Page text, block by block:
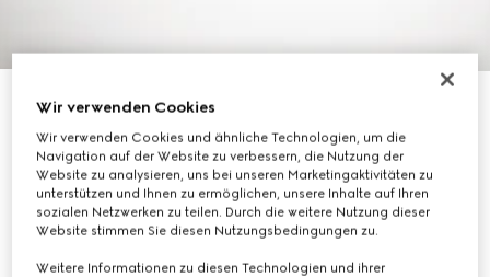
1/6
Baseballkappe aus Baumwolle mit Stickerei
€ 450
Variantenschwarz
Wir verwenden Cookies
Wir verwenden Cookies und ähnliche Technologien, um die
Navigation auf der Website zu verbessern, die Nutzung der
Website zu analysieren, uns bei unseren Marketingaktivitäten zu
unterstützen und Ihnen zu ermöglichen, unsere Inhalte auf Ihren
sozialen Netzwerken zu teilen. Durch die weitere Nutzung dieser
Website stimmen Sie diesen Nutzungsbedingungen zu.
Weitere Informationen zu diesen Technologien und ihrer